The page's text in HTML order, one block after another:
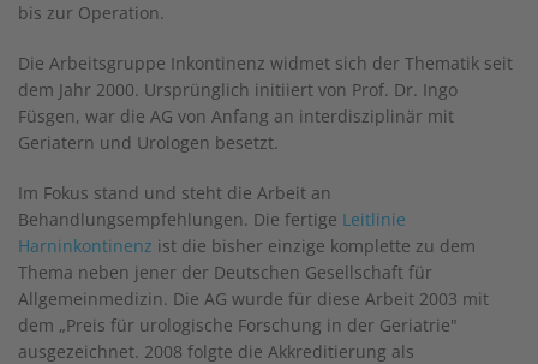
bis zur Operation.
Die Arbeitsgruppe Inkontinenz widmet sich der Thematik seit
dem Jahr 2000. Ursprünglich initiiert von Prof. Dr. Ingo
Füsgen, war die AG von Anfang an interdisziplinär mit
Geriatern und Urologen besetzt.
Im Fokus stand und steht die Arbeit an
Behandlungsempfehlungen. Die fertige Leitlinie
Harninkontinenz ist die bisher einzige komplette zu dem
Thema neben jener der Deutschen Gesellschaft für
Allgemeinmedizin. Die AG wurde für diese Arbeit 2003 mit
dem „Preis für urologische Forschung in der Geriatrie"
ausgezeichnet. 2008 folgte die Akkreditierung als